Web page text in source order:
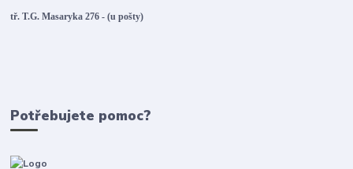
tř. T.G. Masaryka 276 - (u pošty)
Potřebujete pomoc?